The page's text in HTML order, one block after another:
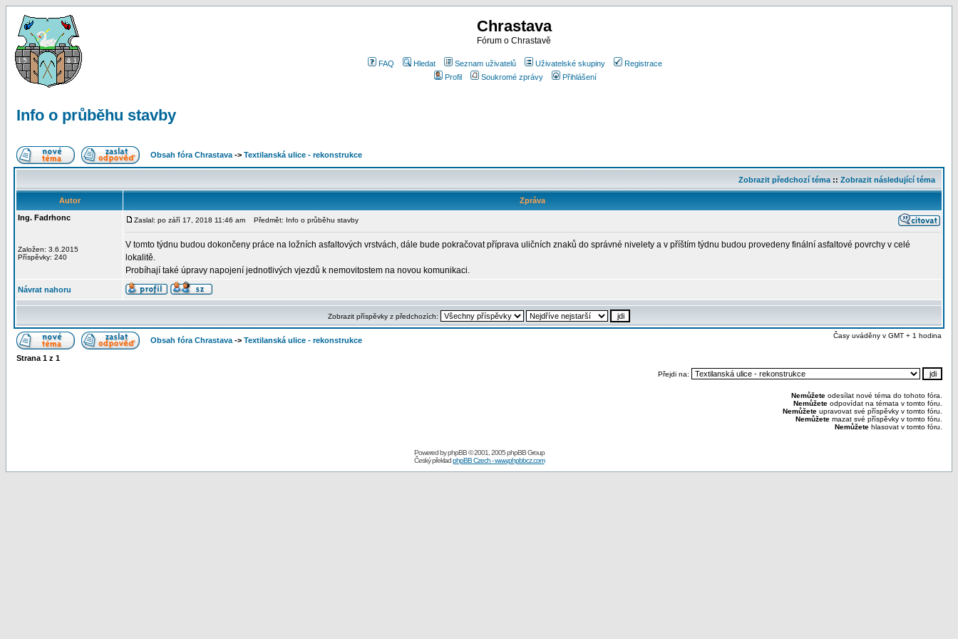
Chrastava
Fórum o Chrastavě
FAQ Hledat Seznam uživatelů Uživatelské skupiny
Registrace
Profil
Soukromé zprávy Přihlášení
Info o průběhu stavby
Obsah fóra Chrastava -> Textilanská ulice - rekonstrukce
Zobrazit předchozí téma :: Zobrazit následující téma
Autor
Zpráva
Ing. Fadrhonc
Založen: 3.6.2015
Příspěvky: 240
Zaslal: po září 17, 2018 11:46 am Předmět: Info o průběhu stavby
V tomto týdnu budou dokončeny práce na ložních asfaltových vrstvách, dále bude pokračovat příprava uličních znaků do správné nivelety a v příštím týdnu budou provedeny finální asfaltové povrchy v celé
lokalitě.
Probíhají také úpravy napojení jednotlivých vjezdů k nemovitostem na novou komunikaci.
Návrat nahoru
Zobrazit příspěvky z předchozích:
Obsah fóra Chrastava -> Textilanská ulice - rekonstrukce
Časy uváděny v GMT + 1 hodina
Strana 1 z 1
Přejdi na:
Nemůžete odesílat nové téma do tohoto fóra.
Nemůžete odpovídat na témata v tomto fóru.
Nemůžete upravovat své příspěvky v tomto fóru.
Nemůžete mazat své příspěvky v tomto fóru.
Nemůžete hlasovat v tomto fóru.
Powered byphpBB© 2001, 2005 phpBB Group
Český překladphpBB Czech - www.phpbbcz.com